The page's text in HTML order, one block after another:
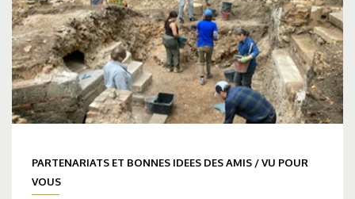
PARTENARIATS ET BONNES IDEES DES AMIS /VU POUR
VOUS